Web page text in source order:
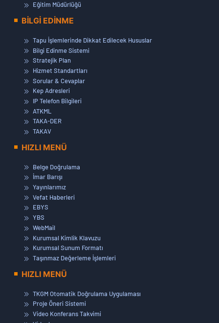
Eğitim Müdürlüğü
BİLGİ EDİNME
Tapu İşlemlerinde Dikkat Edilecek Hususlar
Bilgi Edinme Sistemi
Stratejik Plan
Hizmet Standartları
Sorular & Cevaplar
Kep Adresleri
IP Telefon Bilgileri
ATKML
TAKA-DER
TAKAV
HIZLI MENÜ
Belge Doğrulama
İmar Barışı
Yayınlarımız
Vefat Haberleri
EBYS
YBS
WebMail
Kurumsal Kimlik Klavuzu
Kurumsal Sunum Formatı
Taşınmaz Değerleme İşlemleri
HIZLI MENÜ
TKGM Otomatik Doğrulama Uygulaması
Proje Öneri Sistemi
Video Konferans Takvimi